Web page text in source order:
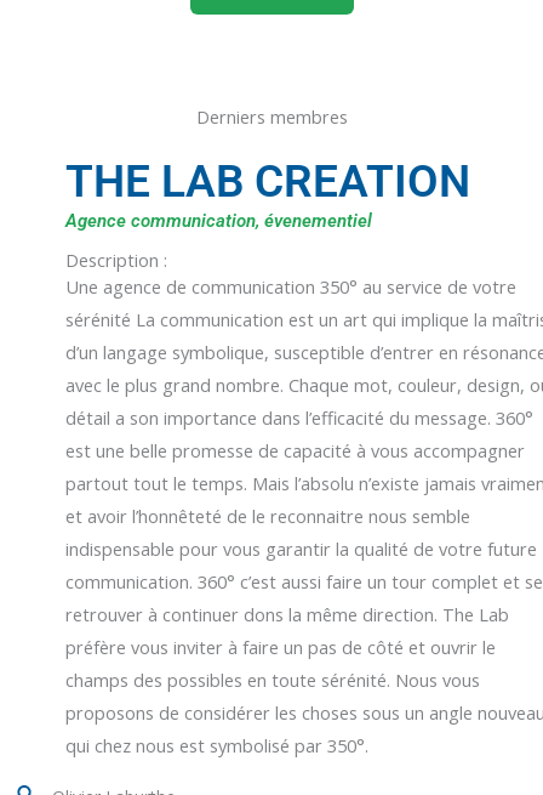
Derniers membres
THE LAB CREATION
Agence communication, évenementiel
Description :
Une agence de communication 350° au service de votre
sérénité La communication est un art qui implique la
d’un langage symbolique, susceptible d’entrer en
avec le plus grand nombre. Chaque mot, couleur, design,
détail a son importance dans l’efficacité du message. 360°
est une belle promesse de capacité à vous accompagner
partout tout le temps. Mais l’absolu n’existe jamais
et avoir l’honnêteté de le reconnaitre nous semble
indispensable pour vous garantir la qualité de votre future
communication. 360° c’est aussi faire un tour complet et se
retrouver à continuer dons la même direction. The Lab
préfère vous inviter à faire un pas de côté et ouvrir le
champs des possibles en toute sérénité. Nous vous
proposons de considérer les choses sous un angle
qui chez nous est symbolisé par 350°.